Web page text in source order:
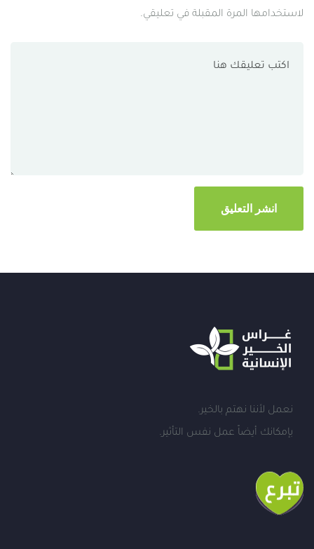
لاستخدامها المرة المقبلة في تعليقي.
نعمل لأننا نهتم بالخير.
بإمكانك أيضاً عمل نفس التأثير.